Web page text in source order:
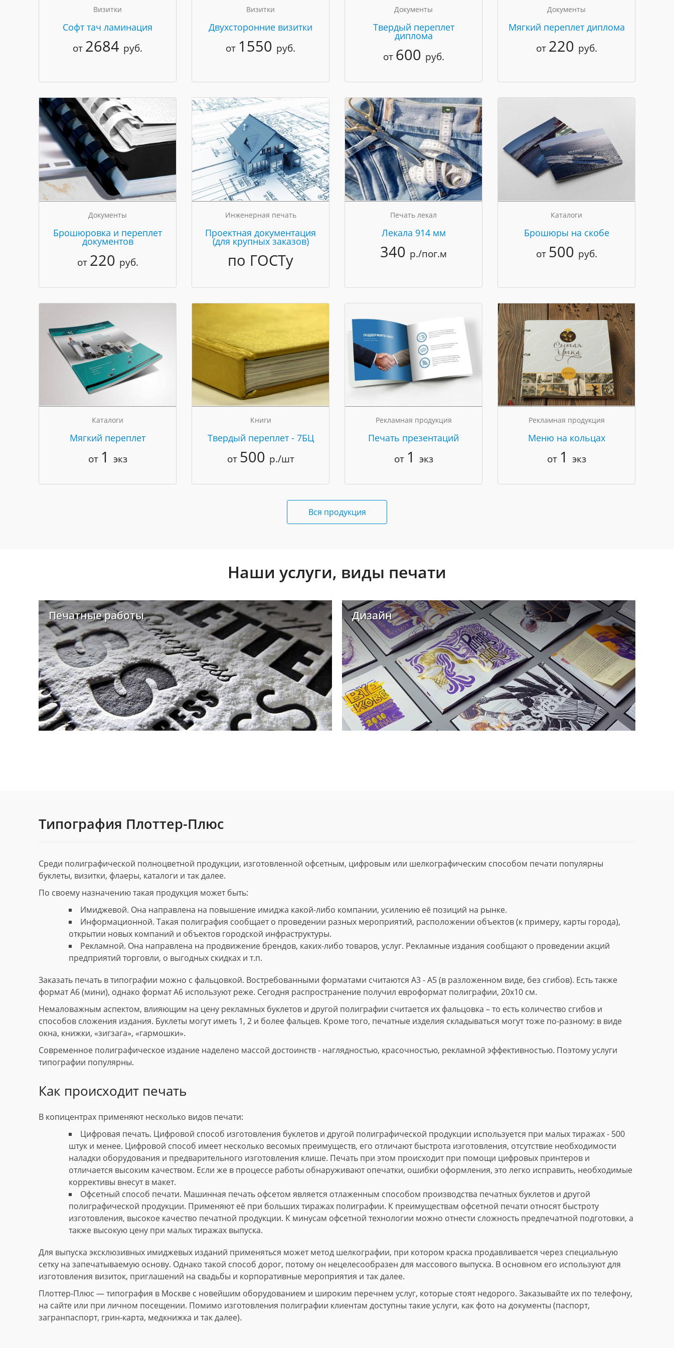
Визитки
Cофт тач ламинация
от 2684 руб.
Визитки
Двухсторонние визитки
от 1550 руб.
Документы
Твердый переплет
диплома
от 600 руб.
Документы
Мягкий переплет диплома
от 220 руб.
Документы
Брошюровка и переплет
документов
от 220 руб.
Инженерная печать
Проектная документация
(для крупных заказов)
по ГОСТу
Печать лекал
Лекала 914 мм
340 р./пог.м
Каталоги
Брошюры на скобе
от 500 руб.
Каталоги
Мягкий переплет
от 1 экз
Книги
Твердый переплет - 7БЦ
от 500 р./шт
Рекламная продукция
Печать презентаций
от 1 экз
Рекламная продукция
Меню на кольцах
от 1 экз
Вся продукция
Наши услуги, виды печати
Печатные работы Дизайн
Типография Плоттер-Плюс
Среди полиграфической полноцветной продукции, изготовленной офсетным, цифровым или шелкографическим способом печати популярны
буклеты, визитки, флаеры, каталоги и так далее.
По своему назначению такая продукция может быть:
Имиджевой. Она направлена на повышение имиджа какой-либо компании, усилению её позиций на рынке.
Информационной. Такая полиграфия сообщает о проведении разных мероприятий, расположении объектов (к примеру, карты города),
открытии новых компаний и объектов городской инфраструктуры.
Рекламной. Она направлена на продвижение брендов, каких-либо товаров, услуг. Рекламные издания сообщают о проведении акций
предприятий торговли, о выгодных скидках и т.п.
Заказать печать в типографии можно с фальцовкой. Востребованными форматами считаются А3 - А5 (в разложенном виде, без сгибов). Есть также
формат А6 (мини), однако формат А6 используют реже. Сегодня распространение получил евроформат полиграфии, 20х10 см.
Немаловажным аспектом, влияющим на цену рекламных буклетов и другой полиграфии считается их фальцовка – то есть количество сгибов и
способов сложения издания. Буклеты могут иметь 1, 2 и более фальцев. Кроме того, печатные изделия складываться могут тоже по-разному: в виде
окна, книжки, «зигзага», «гармошки».
Современное полиграфическое издание наделено массой достоинств - наглядностью, красочностью, рекламной эффективностью. Поэтому услуги
типографии популярны.
Как происходит печать
В копицентрах применяют несколько видов печати:
Цифровая печать. Цифровой способ изготовления буклетов и другой полиграфической продукции используется при малых тиражах - 500
штук и менее. Цифровой способ имеет несколько весомых преимуществ, его отличают быстрота изготовления, отсутствие необходимости
наладки оборудования и предварительного изготовления клише. Печать при этом происходит при помощи цифровых принтеров и
отличается высоким качеством. Если же в процессе работы обнаруживают опечатки, ошибки оформления, это легко исправить, необходимые
коррективы внесут в макет.
Офсетный способ печати. Машинная печать офсетом является отлаженным способом производства печатных буклетов и другой
полиграфической продукции. Применяют её при больших тиражах полиграфии. К преимуществам офсетной печати относят быстроту
изготовления, высокое качество печатной продукции. К минусам офсетной технологии можно отнести сложность предпечатной подготовки, а
также высокую цену при малых тиражах выпуска.
Для выпуска эксклюзивных имиджевых изданий применяться может метод шелкографии, при котором краска продавливается через специальную
сетку на запечатываемую основу. Однако такой способ дорог, потому он нецелесообразен для массового выпуска. В основном его используют для
изготовления визиток, приглашений на свадьбы и корпоративные мероприятия и так далее.
Плоттер-Плюс — типография в Москве с новейшим оборудованием и широким перечнем услуг, которые стоят недорого. Заказывайте их по телефону,
на сайте или при личном посещении. Помимо изготовления полиграфии клиентам доступны такие услуги, как фото на документы (паспорт,
загранпаспорт, грин-карта, медкнижка и так далее).